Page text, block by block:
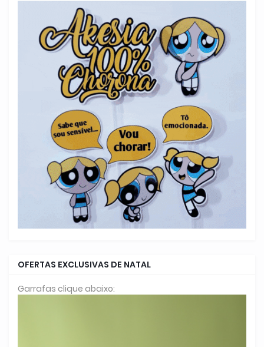
OFERTAS EXCLUSIVAS DE NATAL
Garrafas clique abaixo: